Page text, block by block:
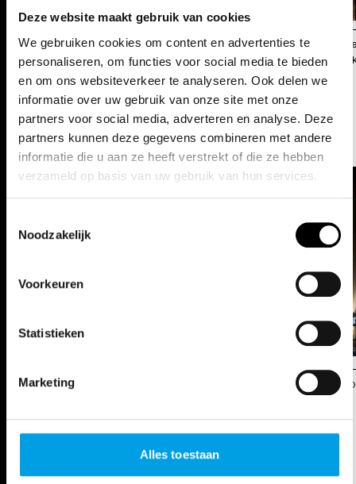
Deze website maakt gebruik van cookies
We gebruiken cookies om content en advertenties te
personaliseren, om functies voor social media te bieden
en om ons websiteverkeer te analyseren. Ook delen we
informatie over uw gebruik van onze site met onze
partners voor social media, adverteren en analyse. Deze
partners kunnen deze gegevens combineren met andere
informatie die u aan ze heeft verstrekt of die ze hebben
verzameld op basis van uw gebruik van hun services.
Noodzakelijk
Voorkeuren
Statistieken
Marketing
Alles toestaan
Audio-inleiding Somer
& Winter
Somer & Winter: Het
‘Het wordt
FOTO'S
© Opera Ballet Vlaanderen / Annemie Augustijns ©
DATA